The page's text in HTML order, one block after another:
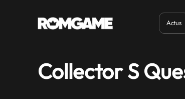
Quand ?Actus
Collector S